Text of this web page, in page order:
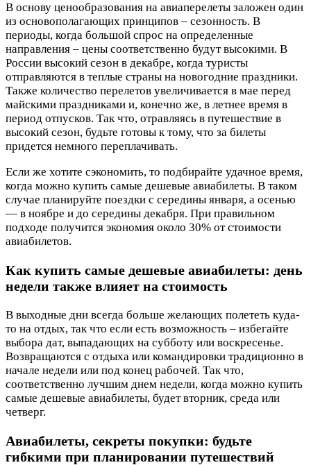
В основу ценообразования на авиаперелеты заложен один
из основополагающих принципов – сезонность. В
периоды, когда большой спрос на определенные
направления – цены соответственно будут высокими. В
России высокий сезон в декабре, когда туристы
отправляются в теплые страны на новогодние праздники.
Также количество перелетов увеличивается в мае перед
майскими праздниками и, конечно же, в летнее время в
период отпусков. Так что, отравляясь в путешествие в
высокий сезон, будьте готовы к тому, что за билеты
придется немного переплачивать.
Если же хотите сэкономить, то подбирайте удачное время,
когда можно купить самые дешевые авиабилеты. В таком
случае планируйте поездки с середины января, а осенью
— в ноябре и до середины декабря. При правильном
подходе получится экономия около 30% от стоимости
авиабилетов.
Как купить самые дешевые авиабилеты: день
недели также влияет на стоимость
В выходные дни всегда больше желающих полететь куда-
то на отдых, так что если есть возможность – избегайте
выбора дат, выпадающих на субботу или воскресенье.
Возвращаются с отдыха или командировки традиционно в
начале недели или под конец рабочей. Так что,
соответственно лучшим днем недели, когда можно купить
самые дешевые авиабилеты, будет вторник, среда или
четверг.
Авиабилеты, секреты покупки: будьте
гибкими при планировании путешествий